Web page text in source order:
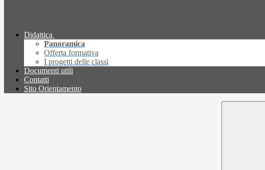
Didattica
Panoramica
Offerta formativa
I progetti delle classi
Documenti utili
Contatti
Sito Orientamento